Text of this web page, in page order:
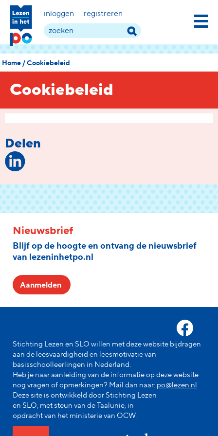
inloggen registreren
Home/Cookiebeleid
Cookiebeleid
Delen
Stichting Lezen en SLO willen met deze website bijdragen
aan de leesvaardigheid en leesmotivatie van
basisschoolleerlingen in Nederland.
Heb je naar aanleiding van de informatie op deze website
nog vragen of opmerkingen? Mail dan naar: po@lezen.nl
Deze site is ontwikkeld door Stichting Lezen
en SLO, met steun van de Taalunie, in
opdracht van het ministerie van OCW.
Nieuwsbrief
Blijf op de hoogte en ontvang de nieuwsbrief
van lezeninhetpo.nl
Aanmelden